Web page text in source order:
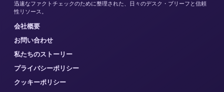
迅速なファクトチェックのために整理された、日々のデスク・ブリーフと信頼
性リソース。
会社概要
お問い合わせ
私たちのストーリー
プライバシーポリシー
クッキーポリシー